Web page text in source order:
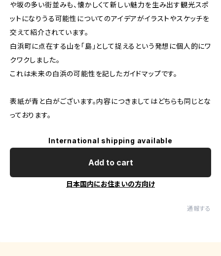
や坂の多い街並みも、懐かしくて新しい魅力を生み出す観光スポ
ットになりうる可能性についてのアイデアがイラストやスケッチを
交えて紹介されています。
白浜町に点在する山を「島」として捉えるという発想に個人的にワ
クワクしました。
これは未来の白浜の可能性を記したガイドマップです。
表紙が青と白がございます。内容につきましてはどちらも同じとな
っております。
International shipping available
Add to cart
日本国内にお住まいの方向け
通報する